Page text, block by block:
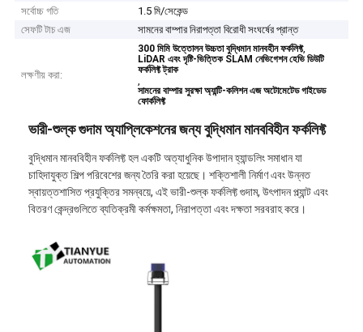
সর্বোচ্চ গতি
1.5 মি/সেকেন্ড
সেফটি টাচ এজ
সামনের বাম্পার নিরাপত্তা বিরোধী সংঘর্ষের প্রান্ত
লক্ষণীয় করা:
300 মিমি উত্তোলন উচ্চতা বুদ্ধিমান মানবহীন ফর্কলিফ্ট,
LiDAR এবং দৃষ্টি-ভিত্তিক SLAM নেভিগেশন হেভি ডিউটি ​​
ফর্কলিফ্ট ট্রাক
,
সামনের বাম্পার সুরক্ষা অ্যান্টি-কলিশন এজ অটোমেটেড গাইডেড
ফোর্কলিফ্ট
ভারী-শুল্ক গুদাম অ্যাপ্লিকেশনের জন্য বুদ্ধিমান মানববিহীন ফর্কলিফ্ট
বুদ্ধিমান মানববিহীন ফর্কলিফ্ট হল একটি অত্যাধুনিক উপাদান হ্যান্ডলিং সমাধান যা
চাহিদাযুক্ত শিল্প পরিবেশের জন্য তৈরি করা হয়েছে। শক্তিশালী নির্মাণ এবং উন্নত
স্বায়ত্তশাসিত প্রযুক্তির সমন্বয়ে, এই ভারী-শুল্ক ফর্কলিফ্ট গুদাম, উৎপাদন প্ল্যান্ট এবং
বিতরণ কেন্দ্রগুলিতে ব্যতিক্রমী কর্মক্ষমতা, নিরাপত্তা এবং দক্ষতা সরবরাহ করে।